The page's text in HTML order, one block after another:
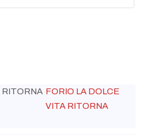
FORIO LA DOLCE
VITA RITORNA